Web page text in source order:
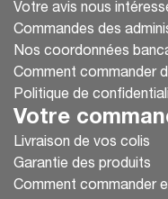
Votre avis nous
Commandes des
Nos coordonnées
Comment commander
Politique de
Votre
Livraison de vos colis
Garantie des produits
Comment commander